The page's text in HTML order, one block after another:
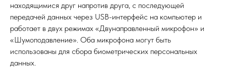
находящимися друг напротив друга, с последующей
передачей данных через USB-интерфейс на компьютер и
работает в двух режимах «Двунаправленный микрофон» и
«Шумоподавление». Оба микрофона могут быть
использованы для сбора биометрических персональных
данных.